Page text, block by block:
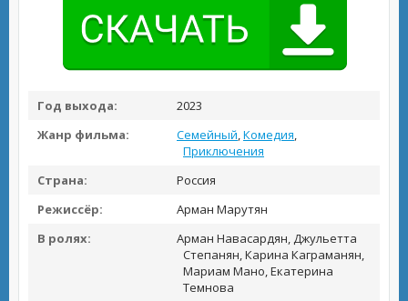
Год выхода:
2023
Жанр фильма:
Семейный,Комедия,
Приключения
Страна:
Россия
Режиссёр:
Арман Марутян
В ролях:
Арман Навасардян, Джульетта
Степанян, Карина Каграманян,
Мариам Мано, Екатерина
Темнова